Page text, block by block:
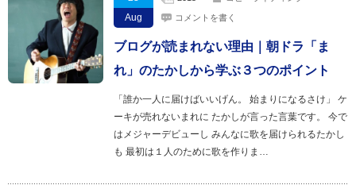
Aug
コメントを書く
ブログが読まれない理由｜朝ドラ「ま
れ」のたかしから学ぶ３つのポイント
「誰か一人に届けばいいげん。 始まりになるさけ」 ケ
ーキが売れないまれに たかしが言った言葉です。 今で
はメジャーデビューし みんなに歌を届けられるたかし
も 最初は１人のために歌を作りま…